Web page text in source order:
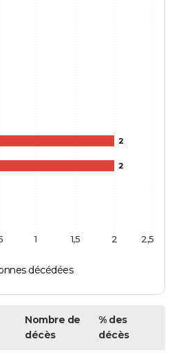
2
2
décédées
1 1,5 2 2,5
Nombre de
décès
% des
décès